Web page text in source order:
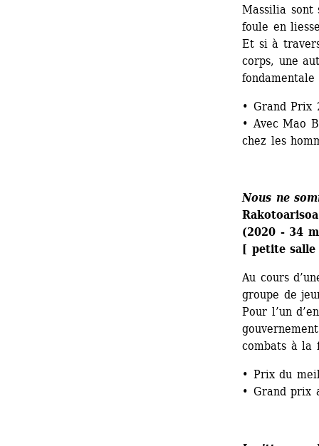
Massilia sont
foule en
Et si à
corps, une
fondamentale
• Grand Prix
• Avec Mao
chez les
Nous ne
Rakotoarisoa
(2020 - 34
[ petite salle
Au cours
groupe de
Pour l’un
combats à la
• Prix du
• Grand prix